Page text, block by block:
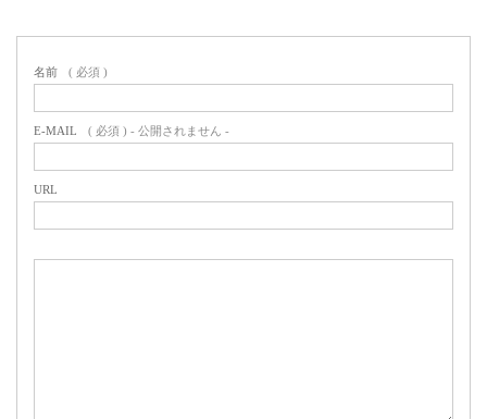
名前 ( 必須 )
E-MAIL ( 必須 ) - 公開されません -
URL